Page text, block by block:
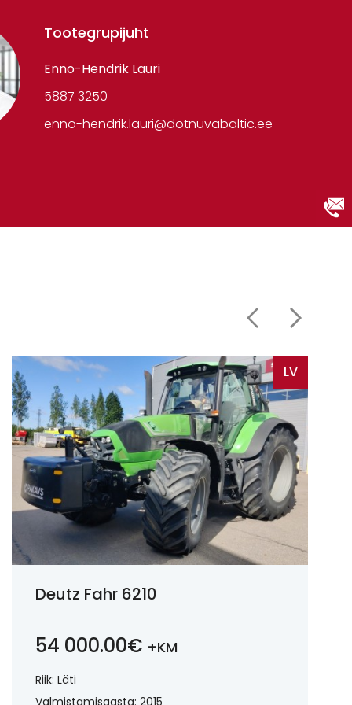
Tootegrupijuht
Enno-Hendrik Lauri
5887 3250
enno-hendrik.lauri@dotnuvabaltic.ee
LV
Deutz Fahr 6210
54 000.00€ +KM
Riik: Läti
Valmistamisaasta: 2015